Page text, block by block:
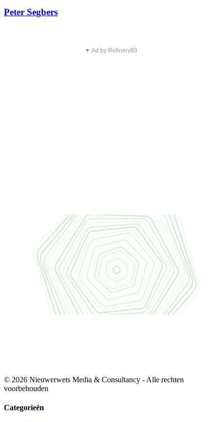
Peter Segbers
▼ Ad by Refinery89
© 2026 Nieuwerwets Media & Consultancy - Alle rechten
voorbehouden
Categorieën